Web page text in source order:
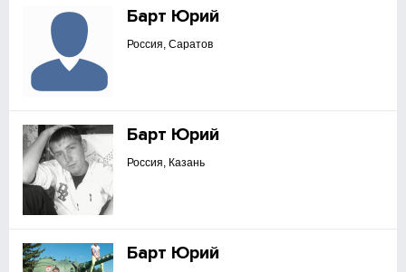
Барт Юрий
Россия, Саратов
Барт Юрий
Россия, Казань
Барт Юрий